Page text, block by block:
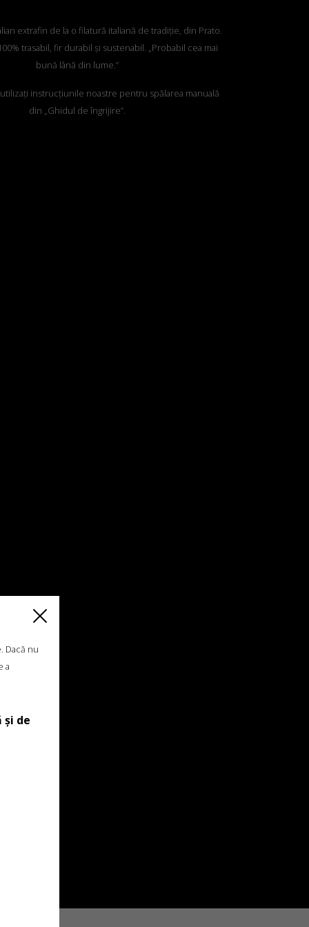
extrafin de la o filatură italiană de tradiție, din Prato.
trasabil, fir durabil și sustenabil. „Probabil cea mai
bună lână din lume.”
instrucțiunile noastre pentru spălarea manuală
din „Ghidul de îngrijire”.
Dacă nu
a
și de